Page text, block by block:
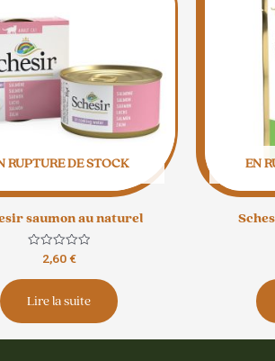
RUPTURE DE STOCK
saumon au naturel
Note
sur
2,60€
Lire la suite
EN